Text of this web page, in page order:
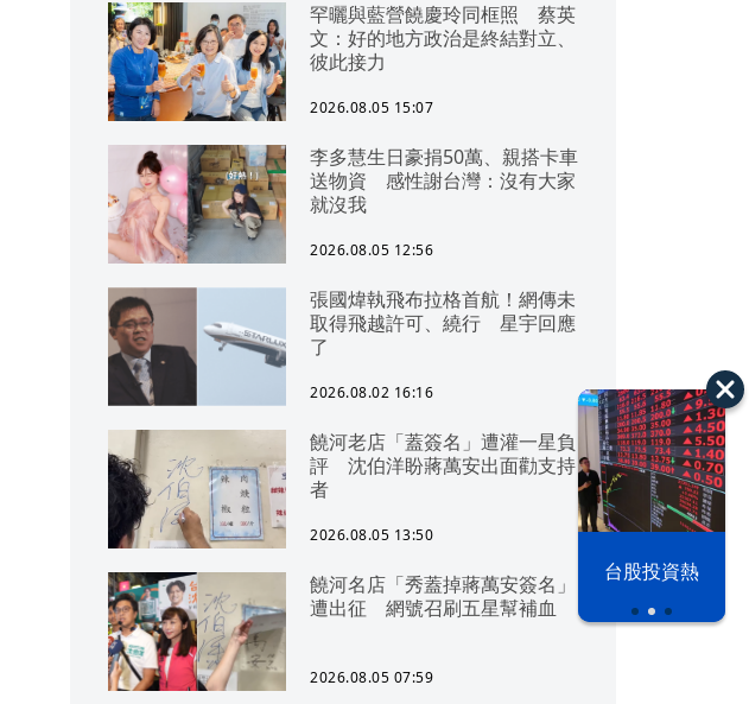
之下
台股投資熱
罕曬與藍營饒慶玲同框照 蔡英
文：好的地方政治是終結對立、
彼此接力
2026.08.05 15:07
李多慧生日豪捐50萬、親搭卡車
送物資 感性謝台灣：沒有大家
就沒我
2026.08.05 12:56
張國煒執飛布拉格首航！網傳未
取得飛越許可、繞行 星宇回應
了
2026.08.02 16:16
饒河老店「蓋簽名」遭灌一星負
評 沈伯洋盼蔣萬安出面勸支持
者
2026.08.05 13:50
饒河名店「秀蓋掉蔣萬安簽名」
遭出征 網號召刷五星幫補血
2026.08.05 07:59